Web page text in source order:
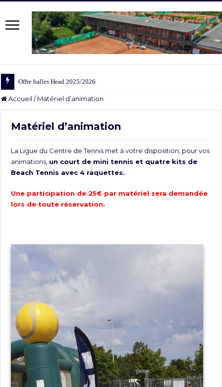
Offre balles Head 2025/2026
Accueil / Matériel d’animation
Matériel d’animation
La Ligue du Centre de Tennis met à votre disposition, pour vos
animations, un court de mini tennis et quatre kits de
Beach Tennis avec 4 raquettes.
Une participation de 25€ par matériel sera demandée
lors de toute réservation.